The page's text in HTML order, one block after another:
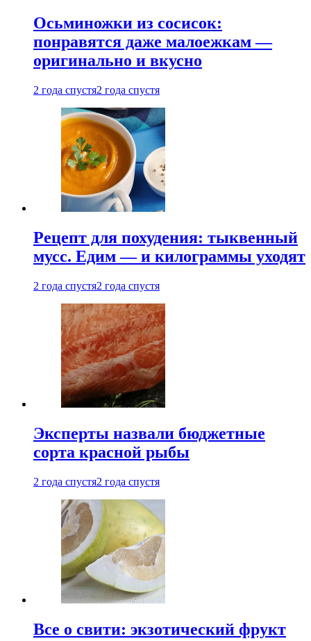
Осьминожки из сосисок:
понравятся даже малоежкам —
оригинально и вкусно
2 года спустя2 года спустя
Рецепт для похудения: тыквенный
мусс. Едим — и килограммы уходят
2 года спустя2 года спустя
Эксперты назвали бюджетные
сорта красной рыбы
2 года спустя2 года спустя
Все о свити: экзотический фрукт